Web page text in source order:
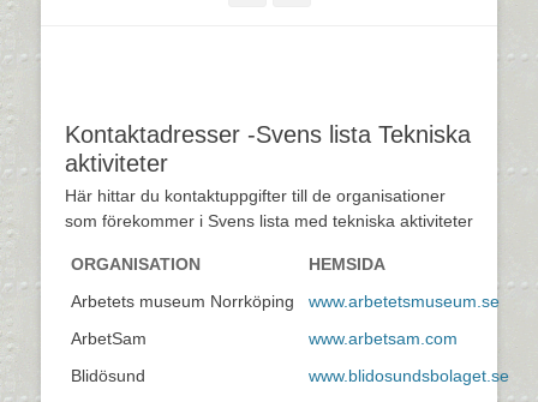
Kontaktadresser -Svens lista Tekniska
aktiviteter
Här hittar du kontaktuppgifter till de organisationer
som förekommer i Svens lista med tekniska aktiviteter
ORGANISATION
HEMSIDA
Arbetets museum Norrköping
www.arbetetsmuseum.se
ArbetSam
www.arbetsam.com
Blidösund
www.blidosundsbolaget.se